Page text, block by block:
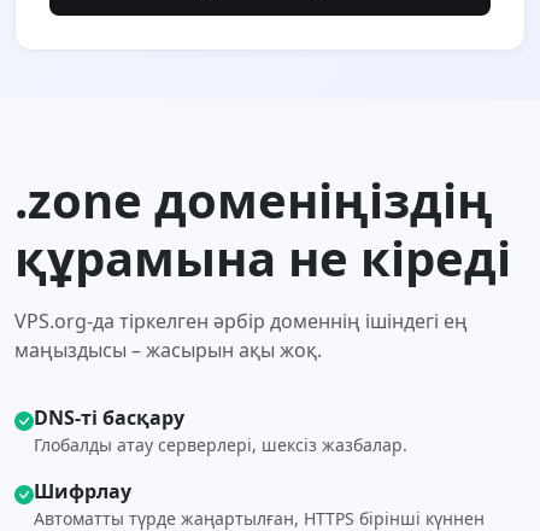
.zone доменіңіздің
құрамына не кіреді
VPS.org-да тіркелген әрбір доменнің ішіндегі ең
маңыздысы – жасырын ақы жоқ.
DNS-ті басқару
Глобалды атау серверлері, шексіз жазбалар.
Шифрлау
Автоматты түрде жаңартылған, HTTPS бірінші күннен